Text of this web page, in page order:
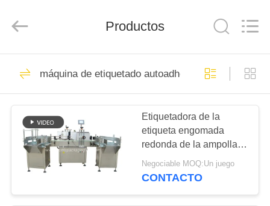
CASA
PRODUCTOS
LOS
VÍDEOS
Machinery
Equipment
Rights
Línea de envasado
de la botella
35
Productos
máquina de etiquetado autoadhesivo
Etiquetadora de la
etiqueta engomada
redonda de la ampolla
que etiqueta
rápidamente y
Negociable MOQ:Un juego
CONTACTO